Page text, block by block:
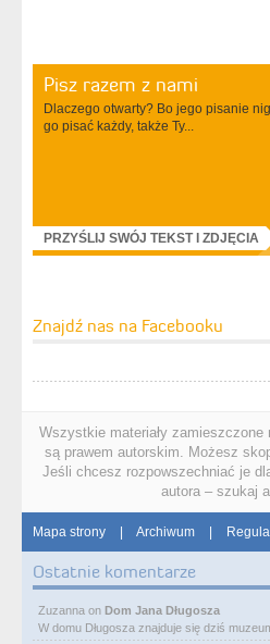
Pisz razem z nami
Dlaczego otwarty? Bo jego pisanie
go pisać każdy, także Ty...
PRZYŚLIJ SWÓJ TEKST I ZDJĘCIA
Znajdź nas na Facebooku
Wszystkie materiały zamieszczone
są prawem autorskim. Możesz
Jeśli chcesz rozpowszechniać je
autora – szukaj
Mapa strony | Archiwum |
Ostatnie komentarze
Zuzanna on Dom Jana Długosza
W domu Długosza znajduje się dziś